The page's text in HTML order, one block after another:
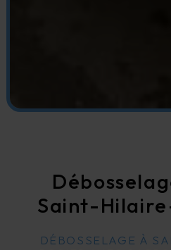
Saint-
DÉBOSSELAGE À